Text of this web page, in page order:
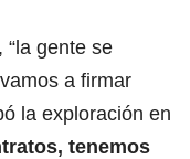
gente se
a firmar
la exploración en
tenemos